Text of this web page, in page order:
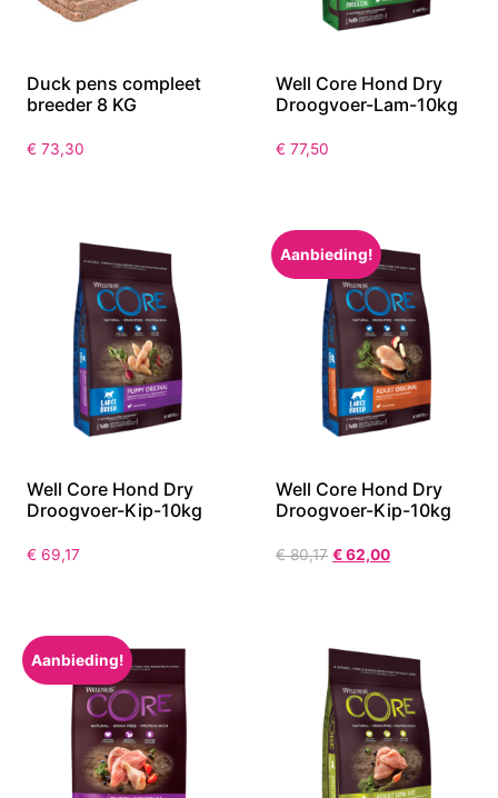
Duck pens compleet
breeder 8 KG
€ 73,30
Well Core Hond Dry
Droogvoer-Lam-10kg
€ 77,50
Well Core Hond Dry
Droogvoer-Kip-10kg
€ 69,17
Aanbieding!
Well Core Hond Dry
Droogvoer-Kip-10kg
€80,17 €62,00
Aanbieding!